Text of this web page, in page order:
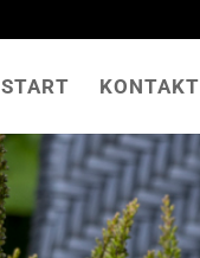
START KONTAKT